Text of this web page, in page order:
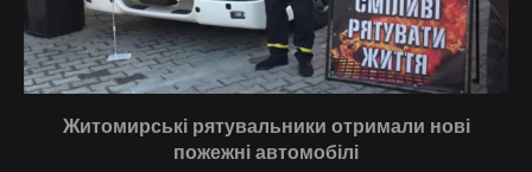
Житомирські рятувальники отримали нові
пожежні автомобілі